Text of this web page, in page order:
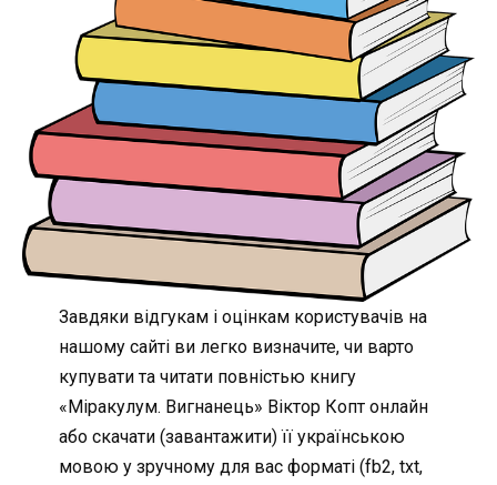
Завдяки відгукам і оцінкам користувачів на
нашому сайті ви легко визначите, чи варто
купувати та читати повністью книгу
«Міракулум. Вигнанець» Віктор Копт онлайн
або скачати (завантажити) її українською
мовою у зручному для вас форматі (fb2, txt,